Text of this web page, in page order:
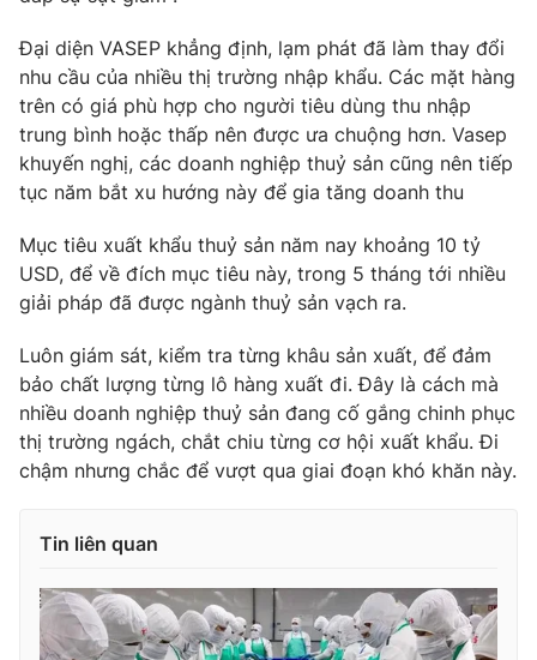
Tư vấn
Chuyên mục khác
Emagazine Podcast
Photo Infographic
Video Shorts video
VTV Money VTV Thể thao
VTV Sức khoẻ Bất động sản
Thị trường 24h Tấm lòng Việt
Liên hệ tòa soạn English
Đại diện VASEP khẳng định, lạm phát đã làm thay đổi
nhu cầu của nhiều thị trường nhập khẩu. Các mặt hàng
trên có giá phù hợp cho người tiêu dùng thu nhập
trung bình hoặc thấp nên được ưa chuộng hơn. Vasep
khuyến nghị, các doanh nghiệp thuỷ sản cũng nên tiếp
tục năm bắt xu hướng này để gia tăng doanh thu
Mục tiêu xuất khẩu thuỷ sản năm nay khoảng 10 tỷ
USD, để về đích mục tiêu này, trong 5 tháng tới nhiều
giải pháp đã được ngành thuỷ sản vạch ra.
Luôn giám sát, kiểm tra từng khâu sản xuất, để đảm
bảo chất lượng từng lô hàng xuất đi. Đây là cách mà
nhiều doanh nghiệp thuỷ sản đang cố gắng chinh phục
thị trường ngách, chắt chiu từng cơ hội xuất khẩu. Đi
chậm nhưng chắc để vượt qua giai đoạn khó khăn này.
Tin liên quan